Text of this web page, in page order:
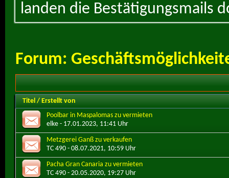
landen die Bestätigungsmails
Forum:
Titel / Erstellt von
Poolbar in Maspalomas zu vermieten
elke - 17.01.2023, 11:41 Uhr
Metzgerei Ganß zu verkaufen
TC 490 - 08.07.2021, 10:59 Uhr
Pacha Gran Canaria zu vermieten
TC 490 - 20.05.2020, 19:27 Uhr